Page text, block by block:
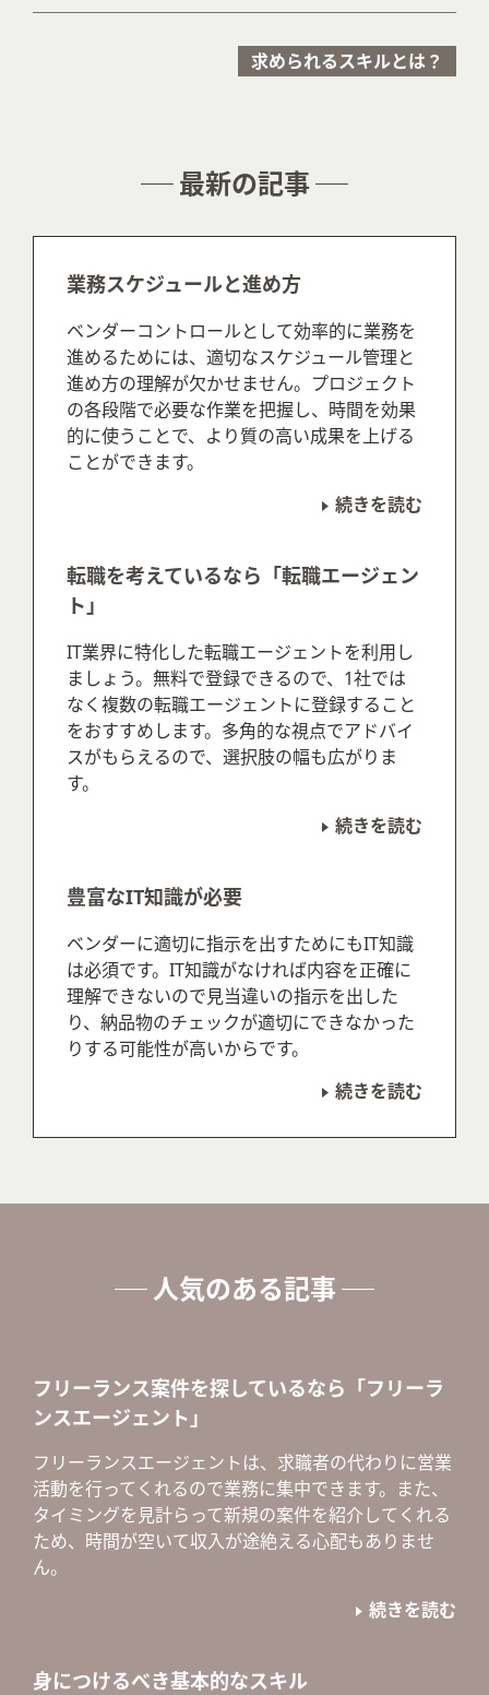
求められるスキルとは？
最新の記事
業務スケジュールと進め方
ベンダーコントロールとして効率的に業務を
進めるためには、適切なスケジュール管理と
進め方の理解が欠かせません。プロジェクト
の各段階で必要な作業を把握し、時間を効果
的に使うことで、より質の高い成果を上げる
ことができます。
続きを読む
転職を考えているなら「転職エージェン
ト」
IT業界に特化した転職エージェントを利用し
ましょう。無料で登録できるので、1社では
なく複数の転職エージェントに登録すること
をおすすめします。多角的な視点でアドバイ
スがもらえるので、選択肢の幅も広がりま
す。
続きを読む
豊富なIT知識が必要
ベンダーに適切に指示を出すためにもIT知識
は必須です。IT知識がなければ内容を正確に
理解できないので見当違いの指示を出した
り、納品物のチェックが適切にできなかった
りする可能性が高いからです。
続きを読む
人気のある記事
フリーランス案件を探しているなら「フリーラ
ンスエージェント」
フリーランスエージェントは、求職者の代わりに営業
活動を行ってくれるので業務に集中できます。また、
タイミングを見計らって新規の案件を紹介してくれる
ため、時間が空いて収入が途絶える心配もありませ
ん。
続きを読む
身につけるべき基本的なスキル